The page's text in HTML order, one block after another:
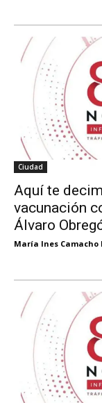
Ciudad
Aquí te
vacunación
Álvaro
María Ines Camacho